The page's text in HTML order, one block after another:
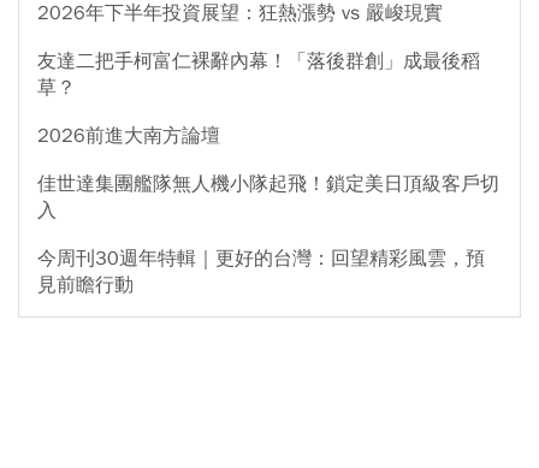
2026年下半年投資展望：狂熱漲勢 vs 嚴峻現實
友達二把手柯富仁裸辭內幕！「落後群創」成最後稻
草？
2026前進大南方論壇
佳世達集團艦隊無人機小隊起飛！鎖定美日頂級客戶切
入
今周刊30週年特輯｜更好的台灣：回望精彩風雲，預
見前瞻行動